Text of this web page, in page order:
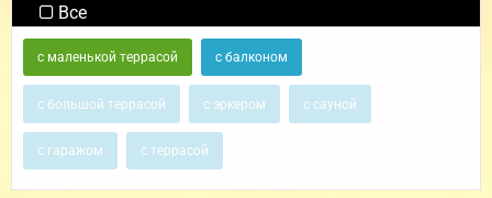
Все
с маленькой террасой с балконом
с большой террасой с эркером с сауной
с гаражом с террасой